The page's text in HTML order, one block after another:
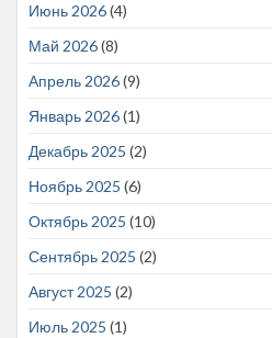
Июнь 2026(4)
Май 2026(8)
Апрель 2026(9)
Январь 2026(1)
Декабрь 2025 (2)
Ноябрь 2025 (6)
Октябрь 2025 (10)
Сентябрь 2025 (2)
Август 2025 (2)
Июль 2025 (1)